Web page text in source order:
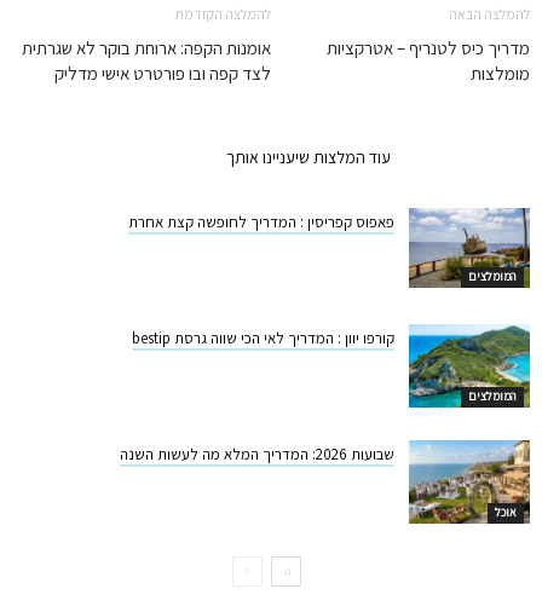
להמלצה הקודמת
אומנות הקפה: ארוחת בוקר לא שגרתית
לצד קפה ובו פורטרט אישי מדליק
להמלצה הבאה
מדריך כיס לטנריף – אטרקציות
מומלצות
עוד המלצות שיעניינו אותך
המומלצים
פאפוס קפריסין : המדריך לחופשה קצת אחרת
המומלצים
קורפו יוון : המדריך לאי הכי שווה גרסת bestip
אוכל
שבועות 2026: המדריך המלא מה לעשות השנה